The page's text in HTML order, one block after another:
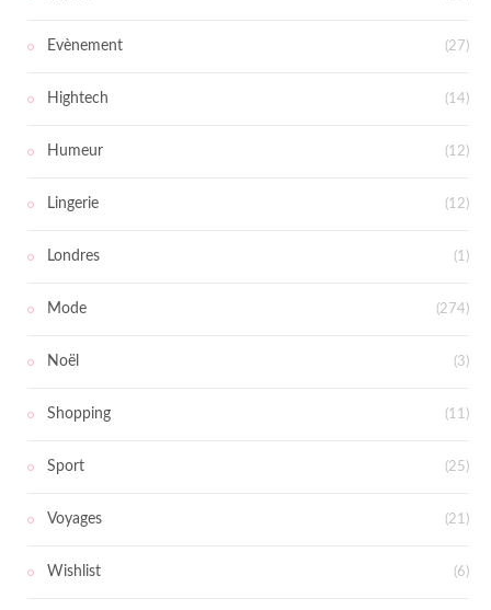
Evènement (27)
Hightech (14)
Humeur (12)
Lingerie (12)
Londres (1)
Mode (274)
Noël (3)
Shopping (11)
Sport (25)
Voyages (21)
Wishlist (6)